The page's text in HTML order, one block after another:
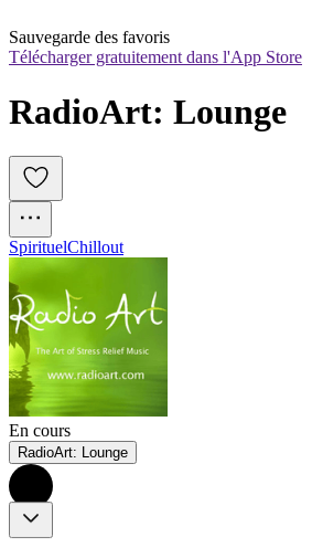
Sauvegarde des favoris
Télécharger gratuitement dans l'App Store
RadioArt: Lounge
SpirituelChillout
En cours
RadioArt: Lounge